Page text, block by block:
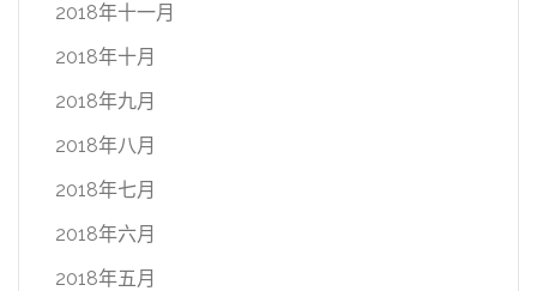
2018年十一月
2018年十月
2018年九月
2018年八月
2018年七月
2018年六月
2018年五月